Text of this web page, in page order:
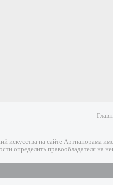
искусства на сайте Артпанорама
определить правообладателя на